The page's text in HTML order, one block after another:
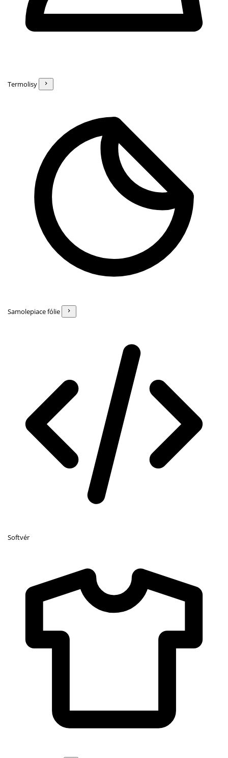
Termolisy
Samolepiace fólie
Softvér